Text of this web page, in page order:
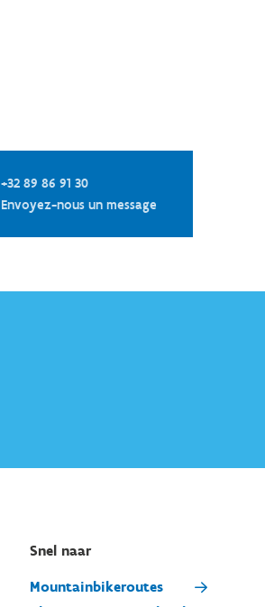
+32 89 86 91 30
Envoyez-nous un message
Snel naar
Mountainbikeroutes